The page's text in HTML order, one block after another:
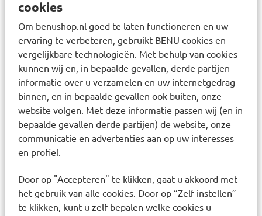
cookies
Om benushop.nl goed te laten functioneren en uw
ervaring te verbeteren, gebruikt BENU cookies en
vergelijkbare technologieën. Met behulp van cookies
kunnen wij en, in bepaalde gevallen, derde partijen
informatie over u verzamelen en uw internetgedrag
binnen, en in bepaalde gevallen ook buiten, onze
website volgen. Met deze informatie passen wij (en in
bepaalde gevallen derde partijen) de website, onze
communicatie en advertenties aan op uw interesses
en profiel.
Door op "Accepteren" te klikken, gaat u akkoord met
het gebruik van alle cookies. Door op “Zelf instellen”
te klikken, kunt u zelf bepalen welke cookies u
Hoestdrank: verzacht de keel en helpt bij het losmaken
van slijm
Hoestsiroop: vaak met natuurlijke ingrediënten zoals
tijm, geschikt bij kriebelhoest
Zuigtabletten: verlichten keelpijn en kriebelhoest
Hoestdrank voor kinderen: milde formuleringen,
afgestemd op jonge leeftijden
Let op: kies altijd een product dat past bij het type hoest
dat u heeft.
Welke hoestproducten zijn het meest
gekozen?
Welke hoestdrank helpt bij kriebelhoest?